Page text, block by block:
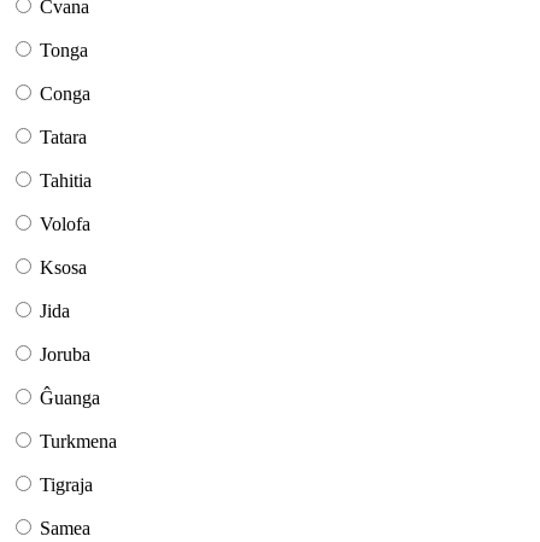
Cvana
Tonga
Conga
Tatara
Tahitia
Volofa
Ksosa
Jida
Joruba
Ĝuanga
Turkmena
Tigraja
Samea